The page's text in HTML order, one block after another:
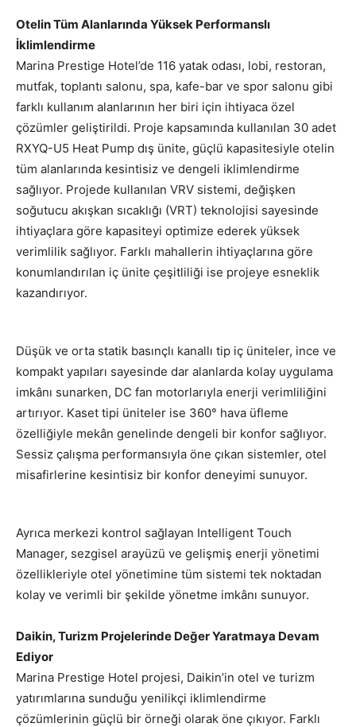
Otelin Tüm Alanlarında Yüksek Performanslı
İklimlendirme
Marina Prestige Hotel’de 116 yatak odası, lobi, restoran,
mutfak, toplantı salonu, spa, kafe-bar ve spor salonu gibi
farklı kullanım alanlarının her biri için ihtiyaca özel
çözümler geliştirildi. Proje kapsamında kullanılan 30 adet
RXYQ-U5 Heat Pump dış ünite, güçlü kapasitesiyle otelin
tüm alanlarında kesintisiz ve dengeli iklimlendirme
sağlıyor. Projede kullanılan VRV sistemi, değişken
soğutucu akışkan sıcaklığı (VRT) teknolojisi sayesinde
ihtiyaçlara göre kapasiteyi optimize ederek yüksek
verimlilik sağlıyor. Farklı mahallerin ihtiyaçlarına göre
konumlandırılan iç ünite çeşitliliği ise projeye esneklik
kazandırıyor.
Düşük ve orta statik basınçlı kanallı tip iç üniteler, ince ve
kompakt yapıları sayesinde dar alanlarda kolay uygulama
imkânı sunarken, DC fan motorlarıyla enerji verimliliğini
artırıyor. Kaset tipi üniteler ise 360° hava üfleme
özelliğiyle mekân genelinde dengeli bir konfor sağlıyor.
Sessiz çalışma performansıyla öne çıkan sistemler, otel
misafirlerine kesintisiz bir konfor deneyimi sunuyor.
Ayrıca merkezi kontrol sağlayan Intelligent Touch
Manager, sezgisel arayüzü ve gelişmiş enerji yönetimi
özellikleriyle otel yönetimine tüm sistemi tek noktadan
kolay ve verimli bir şekilde yönetme imkânı sunuyor.
Daikin, Turizm Projelerinde Değer Yaratmaya Devam
Ediyor
Marina Prestige Hotel projesi, Daikin’in otel ve turizm
yatırımlarına sunduğu yenilikçi iklimlendirme
çözümlerinin güçlü bir örneği olarak öne çıkıyor. Farklı